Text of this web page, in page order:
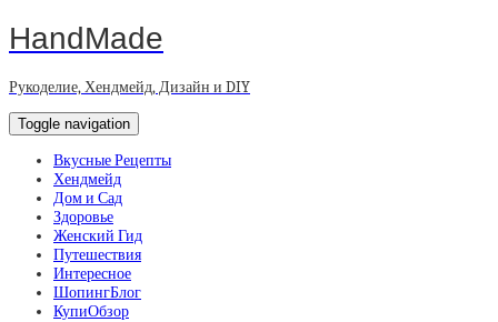
HandMade
Рукоделие, Хендмейд, Дизайн и DIY
Toggle navigation
Вкусные Рецепты
Хендмейд
Дом и Сад
Здоровье
Женский Гид
Путешествия
Интересное
ШопингБлог
КупиОбзор